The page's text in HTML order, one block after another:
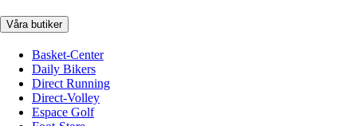
Våra butiker
Basket-Center
Daily Bikers
Direct Running
Direct-Volley
Espace Golf